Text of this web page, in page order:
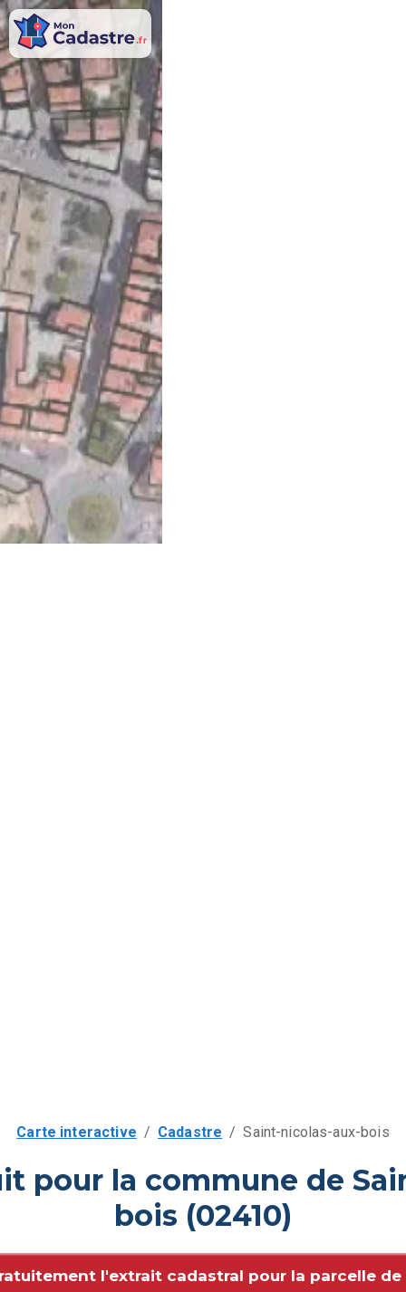
Carte interactive / Cadastre / Saint-nicolas-aux-bois
pour la commune de
bois (02410)
l'extrait cadastral pour la parcelle de